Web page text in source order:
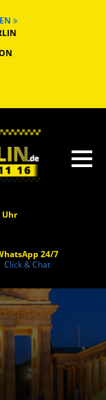
Uhr
24/7
Click & Chat